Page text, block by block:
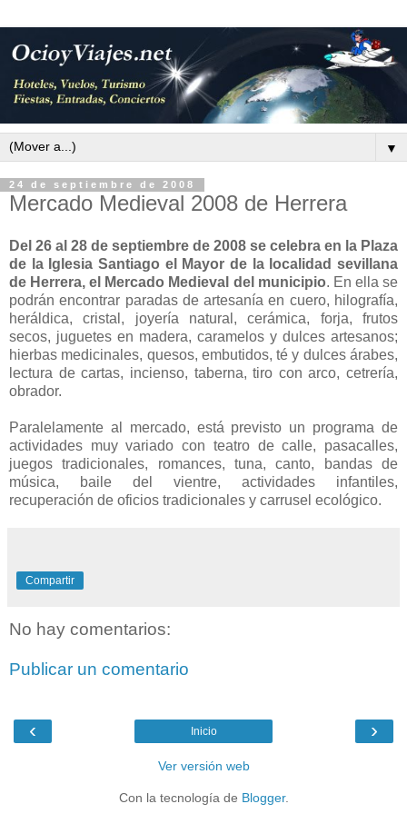
▼
24 de septiembre de 2008
Mercado Medieval 2008 de Herrera
Del 26 al 28 de septiembre de 2008 se celebra en la Plaza
de la Iglesia Santiago el Mayor de la localidad sevillana
de Herrera, el Mercado Medieval del municipio. En ella se
podrán encontrar paradas de artesanía en cuero, hilografía,
heráldica, cristal, joyería natural, cerámica, forja, frutos
secos, juguetes en madera, caramelos y dulces artesanos;
hierbas medicinales, quesos, embutidos, té y dulces árabes,
lectura de cartas, incienso, taberna, tiro con arco, cetrería,
obrador.
Paralelamente al mercado, está previsto un programa de
actividades muy variado con teatro de calle, pasacalles,
juegos tradicionales, romances, tuna, canto, bandas de
música, baile del vientre, actividades infantiles,
recuperación de oficios tradicionales y carrusel ecológico.
Compartir
No hay comentarios:
Publicar un comentario
‹ ›
Inicio
Ver versión web
Con la tecnología de Blogger.